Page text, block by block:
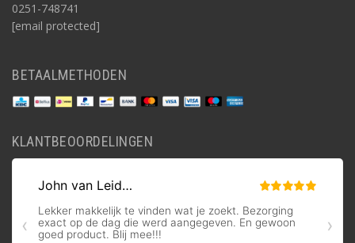
0251-748741
[email protected]
BETAALMETHODEN
KLANTBEOORDELINGEN